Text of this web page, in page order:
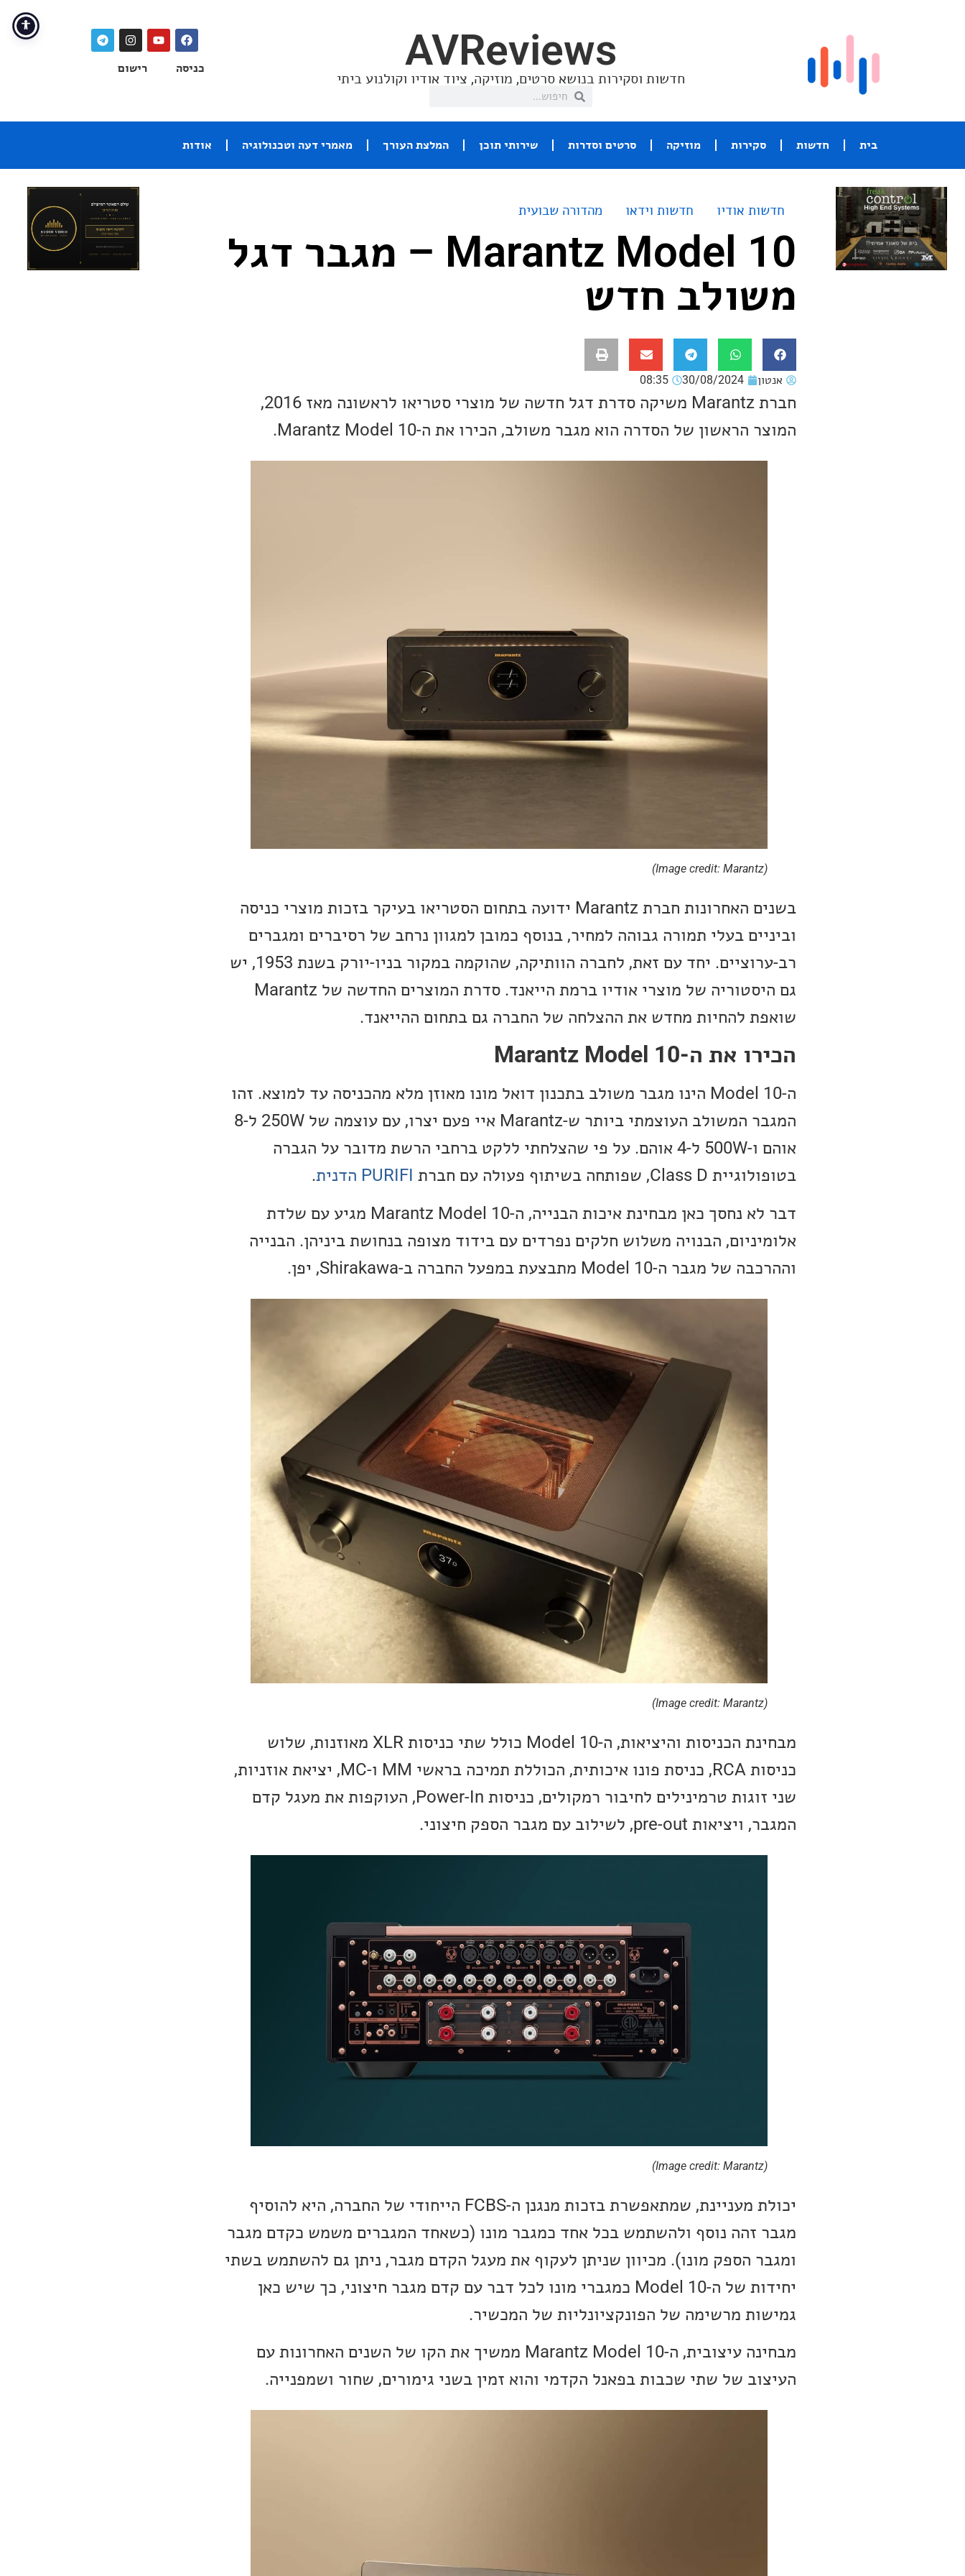
AVReviews
חדשות וסקירות בנושא סרטים, מוזיקה, ציוד אודיו וקולנוע ביתי
כניסה רישום
בית חדשות סקירות מוזיקה סרטים וסדרות שירותי תוכן המלצת העורך מאמרי דעה וטכנולוגיה אודות
חדשות אודיו חדשות וידאו מהדורה שבועית
Marantz Model 10 – מגבר דגל
משולב חדש
אנטון 30/08/2024
08:35
חברת Marantz משיקה סדרת דגל חדשה של מוצרי סטריאו לראשונה מאז 2016,
המוצר הראשון של הסדרה הוא מגבר משולב, הכירו את ה-Marantz Model 10.
(Image credit: Marantz)
בשנים האחרונות חברת Marantz ידועה בתחום הסטריאו בעיקר בזכות מוצרי כניסה
וביניים בעלי תמורה גבוהה למחיר, בנוסף כמובן למגוון נרחב של רסיברים ומגברים
רב-ערוציים. יחד עם זאת, לחברה הוותיקה, שהוקמה במקור בניו-יורק בשנת 1953, יש
גם היסטוריה של מוצרי אודיו ברמת הייאנד. סדרת המוצרים החדשה של Marantz
שואפת להחיות מחדש את ההצלחה של החברה גם בתחום ההייאנד.
הכירו את ה-Marantz Model 10
ה-Model 10 הינו מגבר משולב בתכנון דואל מונו מאוזן מלא מהכניסה עד למוצא. זהו
המגבר המשולב העוצמתי ביותר ש-Marantz איי פעם יצרו, עם עוצמה של 250W ל-8
אוהם ו-500W ל-4 אוהם. על פי שהצלחתי ללקט ברחבי הרשת מדובר על הגברה
בטופולוגיית Class D, שפותחה בשיתוף פעולה עם חברת
PURIFI הדנית
.
דבר לא נחסך כאן מבחינת איכות הבנייה, ה-Marantz Model 10 מגיע עם שלדת
אלומיניום, הבנויה משלוש חלקים נפרדים עם בידוד מצופה בנחושת ביניהן. הבנייה
וההרכבה של מגבר ה-Model 10 מתבצעת במפעל החברה ב-Shirakawa, יפן.
(Image credit: Marantz)
מבחינת הכניסות והיציאות, ה-Model 10 כולל שתי כניסות XLR מאוזנות, שלוש
כניסות RCA, כניסת פונו איכותית, הכוללת תמיכה בראשי MM ו-MC, יציאת אוזניות,
שני זוגות טרמינילים לחיבור רמקולים, כניסות Power-In, העוקפות את מעגל קדם
המגבר, ויציאות pre-out, לשילוב עם מגבר הספק חיצוני.
(Image credit: Marantz)
יכולת מעניינת, שמתאפשרת בזכות מנגנן ה-FCBS הייחודי של החברה, היא להוסיף
מגבר זהה נוסף ולהשתמש בכל אחד כמגבר מונו (כשאחד המגברים משמש כקדם מגבר
ומגבר הספק מונו). מכיוון שניתן לעקוף את מעגל הקדם מגבר, ניתן גם להשתמש בשתי
יחידות של ה-Model 10 כמגברי מונו לכל דבר עם קדם מגבר חיצוני, כך שיש כאן
גמישות מרשימה של הפונקציונליות של המכשיר.
מבחינה עיצובית, ה-Marantz Model 10 ממשיך את הקו של השנים האחרונות עם
העיצוב של שתי שכבות בפאנל הקדמי והוא זמין בשני גימורים, שחור ושמפנייה.